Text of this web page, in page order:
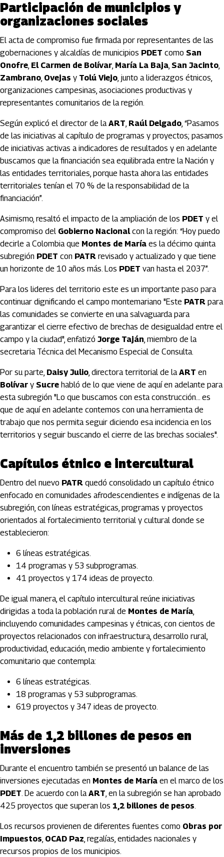
Participación de municipios y
organizaciones sociales
El acta de compromiso fue firmada por representantes de las
gobernaciones y alcaldías de municipios PDET como San
Onofre, El Carmen de Bolívar, María La Baja, San Jacinto,
Zambrano, Ovejas y Tolú Viejo, junto a liderazgos étnicos,
organizaciones campesinas, asociaciones productivas y
representantes comunitarios de la región.
Según explicó el director de laART, Raúl Delgado, “Pasamos
de las iniciativas al capítulo de programas y proyectos; pasamos
de iniciativas activas a indicadores de resultados y en adelante
buscamos que la financiación sea equilibrada entre la Nación y
las entidades territoriales, porque hasta ahora las entidades
territoriales tenían el 70 % de la responsabilidad de la
financiación”.
Asimismo, resaltó el impacto de la ampliación de los PDET y el
compromiso del Gobierno Nacionalcon la región: “Hoy puedo
decirle a Colombia que Montes de María es la décimo quinta
subregión PDET con PATR revisado y actualizado y que tiene
un horizonte de 10 años más. Los PDET van hasta el 2037”.
Para los lideres del territorio este es un importante paso para
continuar dignificando el campo montemariano "Este PATR para
las comunidades se convierte en una salvaguarda para
garantizar el cierre efectivo de brechas de desigualdad entre el
campo y la ciudad", enfatizó Jorge Taján, miembro de la
secretaria Técnica del Mecanismo Especial de Consulta.
Por su parte, Daisy Julio, directora territorial de laART en
Bolívar y Sucre habló de lo que viene de aquí en adelante para
esta subregión "Lo que buscamos con esta construcción... es
que de aquí en adelante contemos con una herramienta de
trabajo que nos permita seguir diciendo esa incidencia en los
territorios y seguir buscando el cierre de las brechas sociales".
Capítulos étnico e intercultural
Dentro del nuevo PATR quedó consolidado un capítulo étnico
enfocado en comunidades afrodescendientes e indígenas de la
subregión, con líneas estratégicas, programas y proyectos
orientados al fortalecimiento territorial y cultural donde se
establecieron:
6 líneas estratégicas.
14 programas y 53 subprogramas.
41 proyectos y 174 ideas de proyecto.
De igual manera, el capítulo intercultural reúne iniciativas
dirigidas a toda la población rural de Montes de María,
incluyendo comunidades campesinas y étnicas, con cientos de
proyectos relacionados con infraestructura, desarrollo rural,
productividad, educación, medio ambiente y fortalecimiento
comunitario que contempla:
6 líneas estratégicas.
18 programas y 53 subprogramas.
619 proyectos y 347 ideas de proyecto.
Más de 1,2 billones de pesos en
inversiones
Durante el encuentro también se presentó un balance de las
inversiones ejecutadas en Montes de María en el marco de los
PDET. De acuerdo con laART, en la subregión se han aprobado
425 proyectos que superan los 1,2 billones de pesos.
Los recursos provienen de diferentes fuentes como Obras por
Impuestos, OCAD Paz, regalías, entidades nacionales y
recursos propios de los municipios.